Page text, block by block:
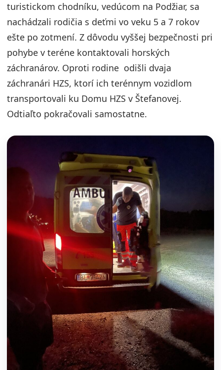
turistickom chodníku, vedúcom na Podžiar, sa
nachádzali rodičia s deťmi vo veku 5 a 7 rokov
ešte po zotmení. Z dôvodu vyššej bezpečnosti pri
pohybe v teréne kontaktovali horských
záchranárov. Oproti rodine odišli dvaja
záchranári HZS, ktorí ich terénnym vozidlom
transportovali ku Domu HZS v Štefanovej.
Odtiaľto pokračovali samostatne.